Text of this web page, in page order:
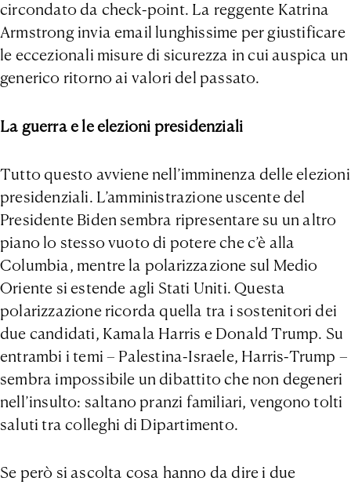
circondato da check-point. La reggente Katrina
Armstrong invia email lunghissime per giustificare
le eccezionali misure di sicurezza in cui auspica un
generico ritorno ai valori del passato.
La guerra e le elezioni presidenziali
Tutto questo avviene nell’imminenza delle elezioni
presidenziali. L’amministrazione uscente del
Presidente Biden sembra ripresentare su un altro
piano lo stesso vuoto di potere che c’è alla
Columbia, mentre la polarizzazione sul Medio
Oriente si estende agli Stati Uniti. Questa
polarizzazione ricorda quella tra i sostenitori dei
due candidati, Kamala Harris e Donald Trump. Su
entrambi i temi – Palestina-Israele, Harris-Trump –
sembra impossibile un dibattito che non degeneri
nell’insulto: saltano pranzi familiari, vengono tolti
saluti tra colleghi di Dipartimento.
Se però si ascolta cosa hanno da dire i due